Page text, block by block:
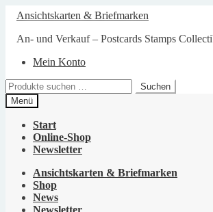
Zur
Navigation
springen
Zum
Inhalt
springen
Ansichtskarten & Briefmarken
An- und Verkauf – Postcards Stamps
Mein Konto
Suchen
nach:
Suchen
Menü
Start
Online-Shop
Newsletter
Ansichtskarten & Briefmarken
Shop
News
Newsletter